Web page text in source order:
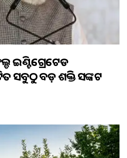
ଇଣ୍ଟିଗ୍ରେଟେଡ
ସବୁଠୁ ବଡ଼ ଶକ୍ତି ସଙ୍କଟ